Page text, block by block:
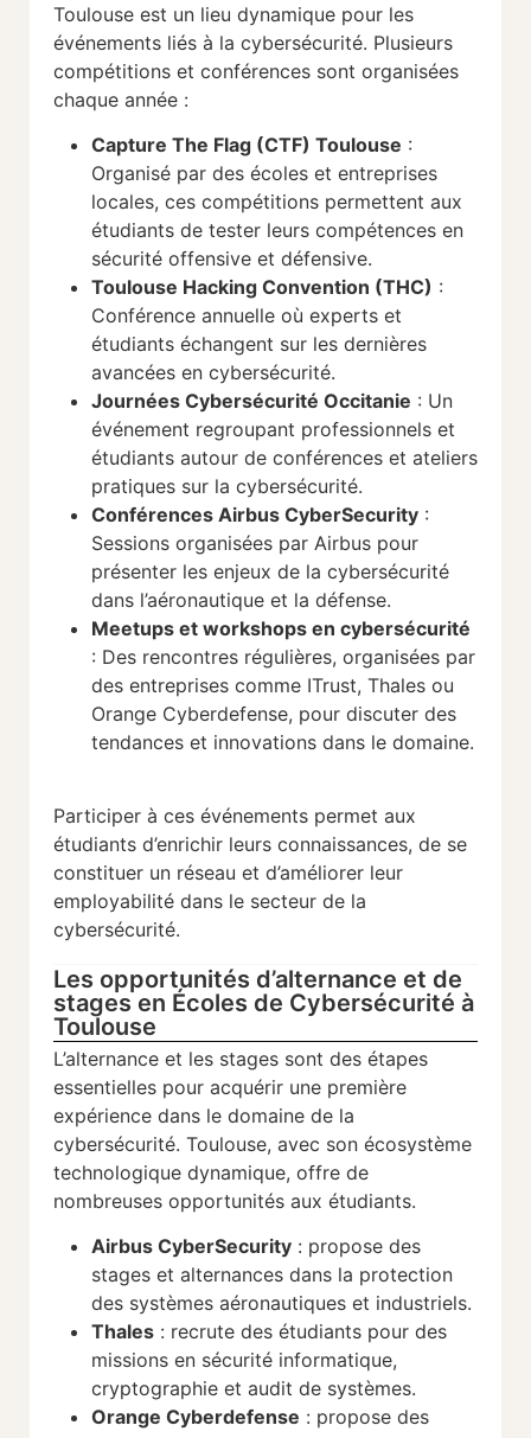
Toulouse est un lieu dynamique pour les
événements liés à la cybersécurité. Plusieurs
compétitions et conférences sont organisées
chaque année :
Capture The Flag (CTF) Toulouse :
Organisé par des écoles et entreprises
locales, ces compétitions permettent aux
étudiants de tester leurs compétences en
sécurité offensive et défensive.
Toulouse Hacking Convention (THC) :
Conférence annuelle où experts et
étudiants échangent sur les dernières
avancées en cybersécurité.
Journées Cybersécurité Occitanie : Un
événement regroupant professionnels et
étudiants autour de conférences et ateliers
pratiques sur la cybersécurité.
Conférences Airbus CyberSecurity :
Sessions organisées par Airbus pour
présenter les enjeux de la cybersécurité
dans l’aéronautique et la défense.
Meetups et workshops en cybersécurité
: Des rencontres régulières, organisées par
des entreprises comme ITrust, Thales ou
Orange Cyberdefense, pour discuter des
tendances et innovations dans le domaine.
Participer à ces événements permet aux
étudiants d’enrichir leurs connaissances, de se
constituer un réseau et d’améliorer leur
employabilité dans le secteur de la
cybersécurité.
Les opportunités d’alternance et de
stages en Écoles de Cybersécurité à
Toulouse
L’alternance et les stages sont des étapes
essentielles pour acquérir une première
expérience dans le domaine de la
cybersécurité. Toulouse, avec son écosystème
technologique dynamique, offre de
nombreuses opportunités aux étudiants.
Airbus CyberSecurity : propose des
stages et alternances dans la protection
des systèmes aéronautiques et industriels.
Thales : recrute des étudiants pour des
missions en sécurité informatique,
cryptographie et audit de systèmes.
Orange Cyberdefense : propose des